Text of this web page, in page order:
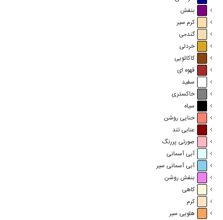
بنفش
کرم سیر
گندمی
خردلی
کاکائویی
قهوه ای
سفید
خاکستری
سیاه
حنایی روشن
عنابی تند
صورتی پررنگ
آبی آسمانی
آبی آسمانی سیر
بنفش روشن
کاهی
کرم
هلویی سیر